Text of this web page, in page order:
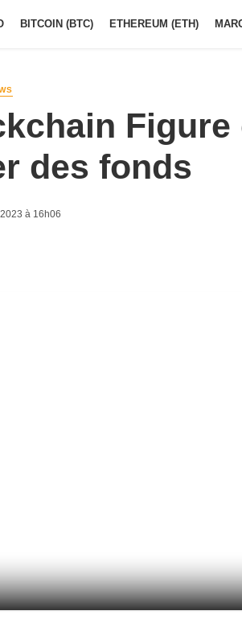
BITCOIN (BTC) ETHEREUM (ETH)
Figure
des fonds
à 16h06